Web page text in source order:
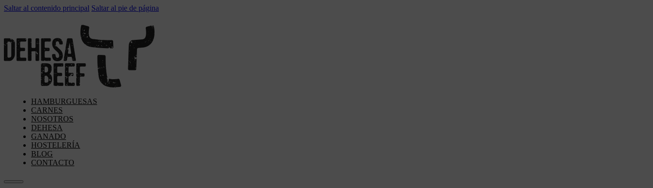
Saltar al contenido principal Saltar al pie de página
HAMBURGUESAS
CARNES
NOSOTROS
DEHESA
GANADO
HOSTELERÍA
BLOG
CONTACTO